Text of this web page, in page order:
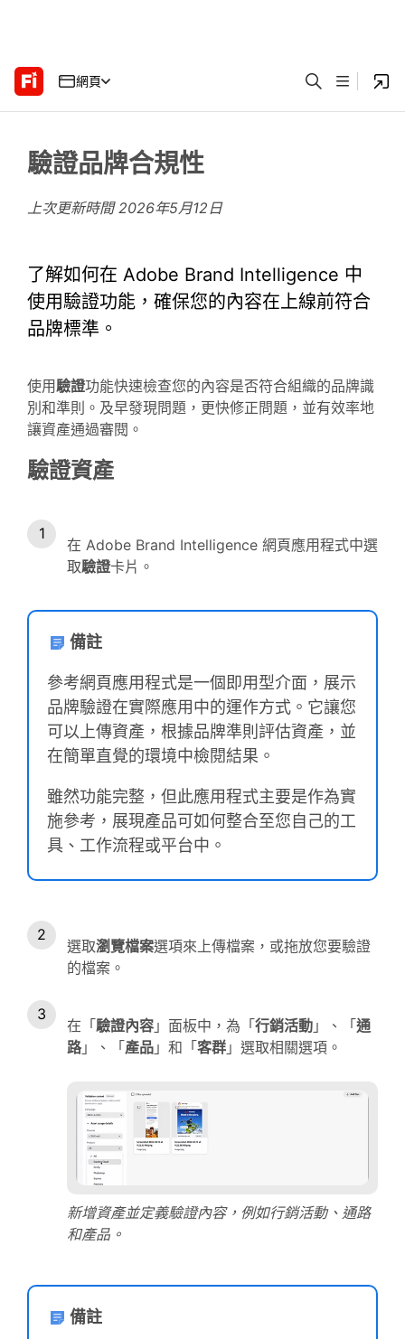
網頁
驗證品牌合規性
上次更新時間2026年5月12日
了解如何在 Adobe Brand Intelligence 中
使用驗證功能，確保您的內容在上線前符合
品牌標準。
使用驗證功能快速檢查您的內容是否符合組織的品牌識
別和準則。及早發現問題，更快修正問題，並有效率地
讓資產通過審閱。
驗證資產
在 Adobe Brand Intelligence 網頁應用程式中選
取驗證卡片。
備註
參考網頁應用程式是一個即用型介面，展示
品牌驗證在實際應用中的運作方式。它讓您
可以上傳資產，根據品牌準則評估資產，並
在簡單直覺的環境中檢閱結果。
雖然功能完整，但此應用程式主要是作為實
施參考，展現產品可如何整合至您自己的工
具、工作流程或平台中。
選取瀏覽檔案選項來上傳檔案，或拖放您要驗證
的檔案。
在「驗證內容 」面板中，為「行銷活動 」、「通
路」、「產品 」和「客群 」選取相關選項。
新增資產並定義驗證內容，例如行銷活動、通路
和產品。
備註